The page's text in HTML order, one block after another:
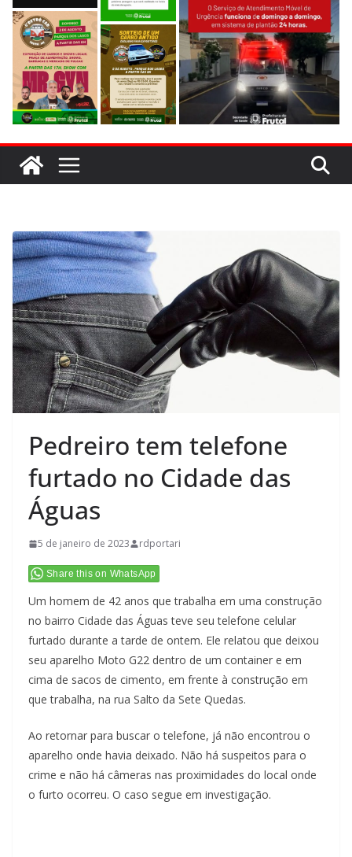
Pedreiro tem telefone
furtado no Cidade das
Águas
5 de janeiro de 2023 rdportari
Share this on WhatsApp
Um homem de 42 anos que trabalha em uma construção
no bairro Cidade das Águas teve seu telefone celular
furtado durante a tarde de ontem. Ele relatou que deixou
seu aparelho Moto G22 dentro de um container e em
cima de sacos de cimento, em frente à construção em
que trabalha, na rua Salto da Sete Quedas.
Ao retornar para buscar o telefone, já não encontrou o
aparelho onde havia deixado. Não há suspeitos para o
crime e não há câmeras nas proximidades do local onde
o furto ocorreu. O caso segue em investigação.